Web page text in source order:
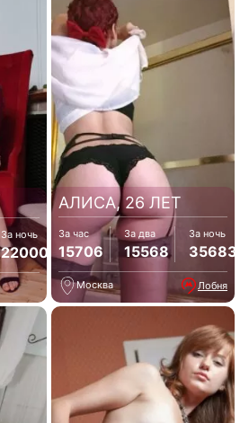
За ночь
22000
АЛИСА, 26 ЛЕТ
За час
15706
За два
15568
За ночь
35683
Москва Лобня